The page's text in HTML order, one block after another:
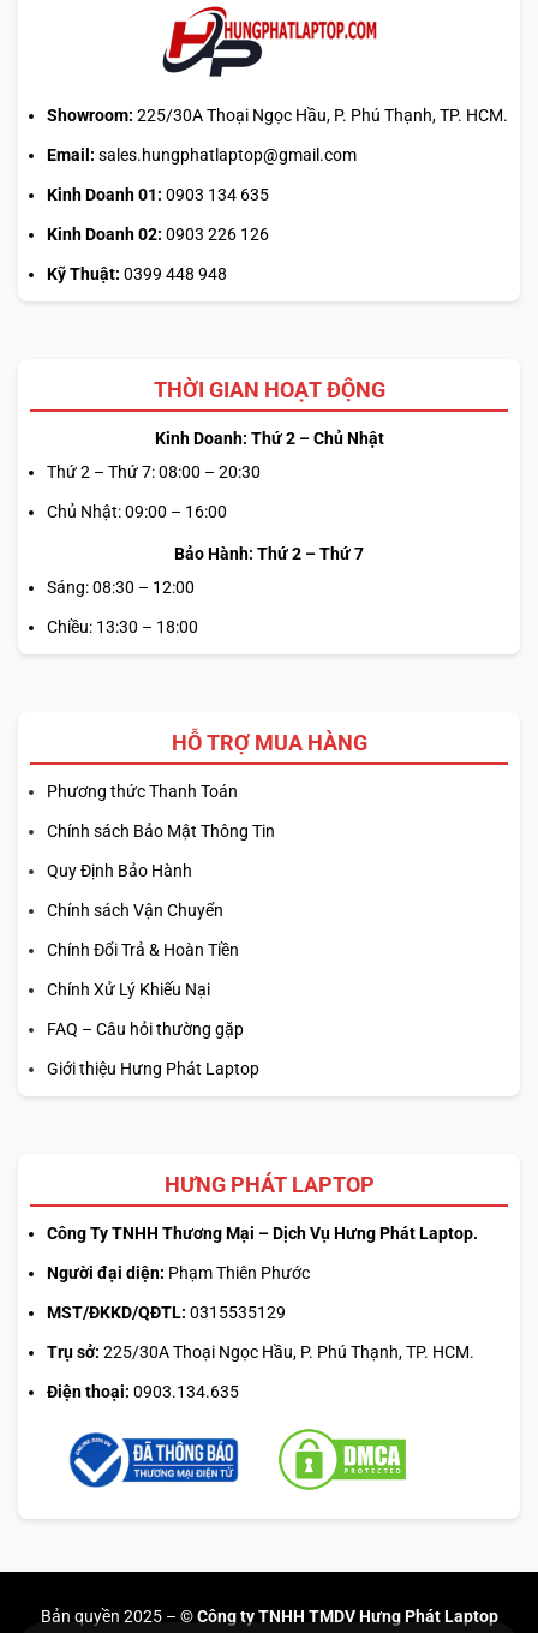
Showroom: 225/30A Thoại Ngọc Hầu, P. Phú Thạnh, TP. HCM.
Email: sales.hungphatlaptop@gmail.com
Kinh Doanh 01: 0903 134 635
Kinh Doanh 02: 0903 226 126
Kỹ Thuật: 0399 448 948
THỜI GIAN HOẠT ĐỘNG
Kinh Doanh: Thứ 2 – Chủ Nhật
Thứ 2 – Thứ 7: 08:00 – 20:30
Chủ Nhật: 09:00 – 16:00
Bảo Hành: Thứ 2 – Thứ 7
Sáng: 08:30 – 12:00
Chiều: 13:30 – 18:00
HỖ TRỢ MUA HÀNG
Phương thức Thanh Toán
Chính sách Bảo Mật Thông Tin
Quy Định Bảo Hành
Chính sách Vận Chuyển
Chính Đổi Trả & Hoàn Tiền
Chính Xử Lý Khiếu Nại
FAQ – Câu hỏi thường gặp
Giới thiệu Hưng Phát Laptop
HƯNG PHÁT LAPTOP
Công Ty TNHH Thương Mại – Dịch Vụ Hưng Phát Laptop.
Người đại diện: Phạm Thiên Phước
MST/ĐKKD/QĐTL: 0315535129
Trụ sở: 225/30A Thoại Ngọc Hầu, P. Phú Thạnh, TP. HCM.
Điện thoại: 0903.134.635
Bản quyền 2025 – © Công ty TNHH TMDV Hưng Phát Laptop